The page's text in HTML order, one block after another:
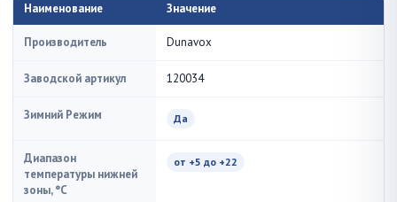
Наименование Значение
Производитель Dunavox
Заводской артикул 120034
Зимний Режим Да
Диапазон
температуры нижней
зоны, °C
от +5 до +22